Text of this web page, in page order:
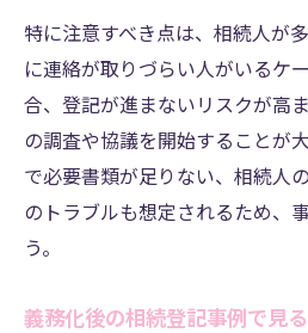
特に注意すべき点は、相続人が
に連絡が取りづらい人がいるケ
合、登記が進まないリスクが高
の調査や協議を開始することが
で必要書類が足りない、相続人
のトラブルも想定されるため、
う。
義務化後の相続登記事例で見